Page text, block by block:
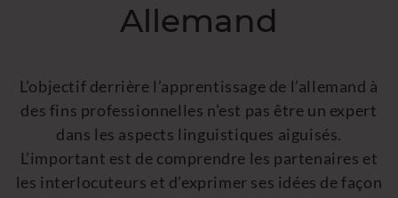
Allemand
L’objectif derrière l’apprentissage de l’allemand à
des fins professionnelles n’est pas être un expert
dans les aspects linguistiques aiguisés.
L’important est de comprendre les partenaires et
les interlocuteurs et d’exprimer ses idées de façon